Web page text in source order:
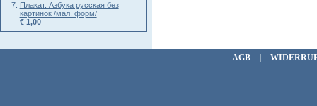
Плакат. Азбука русская без
картинок /мал. форм/
€ 1,00
AGB